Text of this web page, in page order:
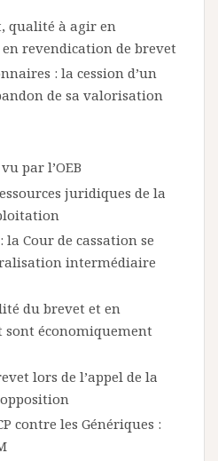
qualité à agir en
revendication de brevet
: la cession d’un
de sa valorisation
par l’OEB
juridiques de la
Cour de cassation se
intermédiaire
du brevet et en
sont économiquement
lors de l’appel de la
contre les Génériques :